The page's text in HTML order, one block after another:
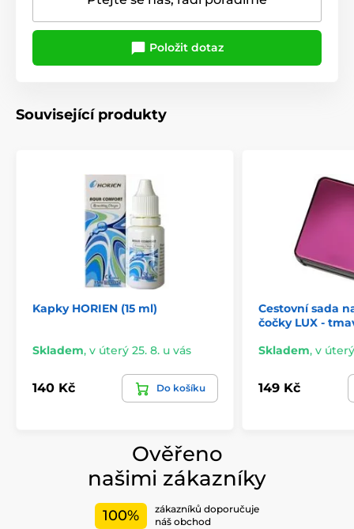
Položit dotaz
Související produkty
Kapky HORIEN (15 ml)
Skladem, v úterý 25. 8. u vás
140 Kč Do košíku
Cestovní sada
čočky LUX -
Skladem, v
149 Kč
Ověřeno
našimi zákazníky
100%
zákazníků doporučuje
náš obchod